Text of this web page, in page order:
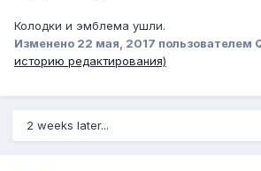
Колодки и эмблема ушли.
Изменено 22 мая, 2017 пользователем
историю редактирования)
2 weeks later...